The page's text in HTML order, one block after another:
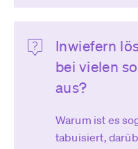
Inwiefern
bei vielen
aus?
Warum ist es
tabuisiert,